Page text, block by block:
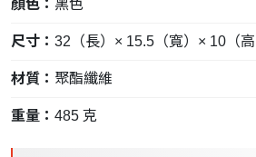
顏色： 黑色
尺寸： 32（長）× 15.5（寬）× 10（
材質： 聚酯纖維
重量： 485 克